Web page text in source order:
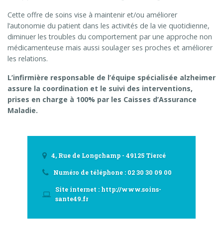
Cette offre de soins vise à maintenir et/ou améliorer
l’autonomie du patient dans les activités de la vie quotidienne,
diminuer les troubles du comportement par une approche non
médicamenteuse mais aussi soulager ses proches et améliorer
les relations.
L’infirmière responsable de l’équipe spécialisée alzheimer
assure la coordination et le suivi des interventions,
prises en charge à 100% par les Caisses d’Assurance
Maladie.
4, Rue de Longchamp - 49125 Tiercé
Numéro de téléphone : 02 30 30 09 00
Site internet : http://www.soins-
sante49.fr